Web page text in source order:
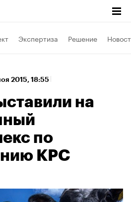
Экспертиза Решение
2015, 18:55
на
по
КРС